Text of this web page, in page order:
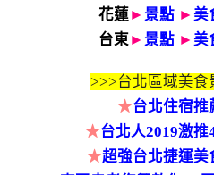
花蓮► 景點 ► 美
台東► 景點 ► 美
>>>台北區域美食
★台北住宿推
★台北人2019激
★超強台北捷運美